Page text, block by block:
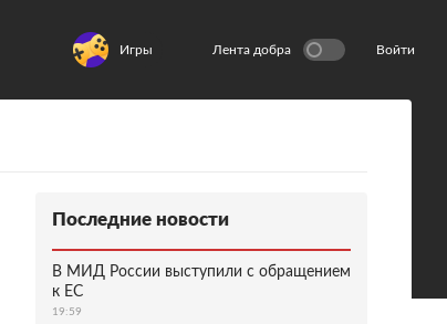
Игры Лента добра Войти
Последние новости
В МИД России выступили с обращением
к ЕС
19:59